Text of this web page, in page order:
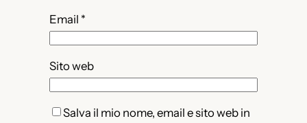
Email *
Sito web
Salva il mio nome, email e sito web in